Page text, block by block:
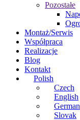
Pozostałe
Montaż/Serwis
Współpraca
Realizacje
Blog
Kontakt
Polish
Czech
English
German
Slovak